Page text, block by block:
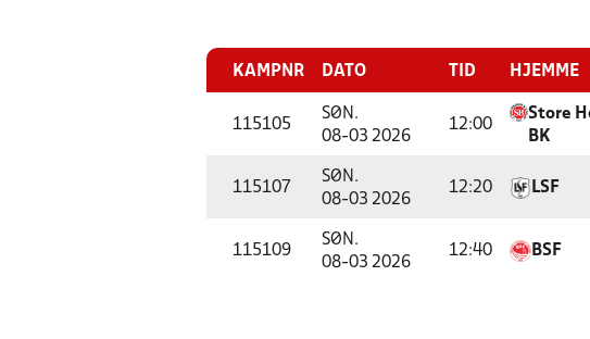
KAMPNR DATO TID HJEMME
115105
SØN.
08-03 2026
12:00
Store
BK
115107
SØN.
08-03 2026
12:20 LSF
115109
SØN.
08-03 2026
12:40 BSF